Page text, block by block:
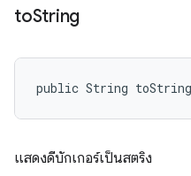
toString
public String
แสดงดีบักเกอร์เป็นสตริง